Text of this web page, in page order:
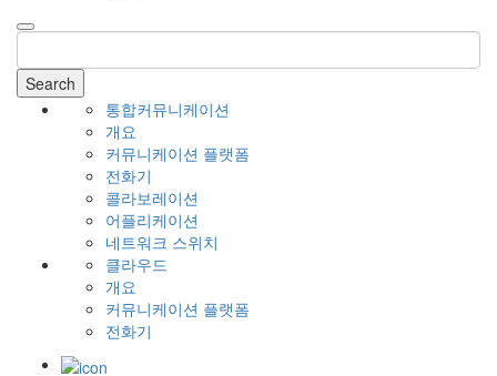
Search
통합커뮤니케이션
개요
커뮤니케이션 플랫폼
전화기
콜라보레이션
어플리케이션
네트워크 스위치
클라우드
개요
커뮤니케이션 플랫폼
전화기